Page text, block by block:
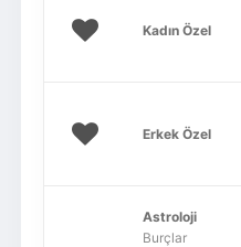
Kadın Özel
Erkek Özel
Astroloji
Burçlar